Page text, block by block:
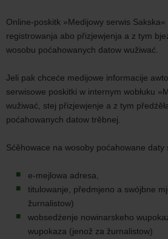
Online-poskitk »Medijowy serwis
registrowanja abo přizjewjenja a z tym
wosobu poćahowanych datow wužiwać.
Jeli pak chceće medijowe informacije
serwisowe poskitki w internym wobłuku
wužiwać, stej přizjewjenje a z tym
poćahowanych datow trěbnej.
Sćěhowace na wosoby poćahowane daty
e-mejlowa adresa,
titulowanje, předmjeno a swójbne
žurnalistow)
wobsedźenje nowinarskeho
wupokaza (jenož za žurnalistow)